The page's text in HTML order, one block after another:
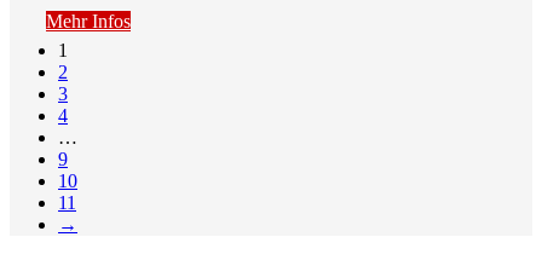
Mehr Infos
1
2
3
4
…
9
10
11
→